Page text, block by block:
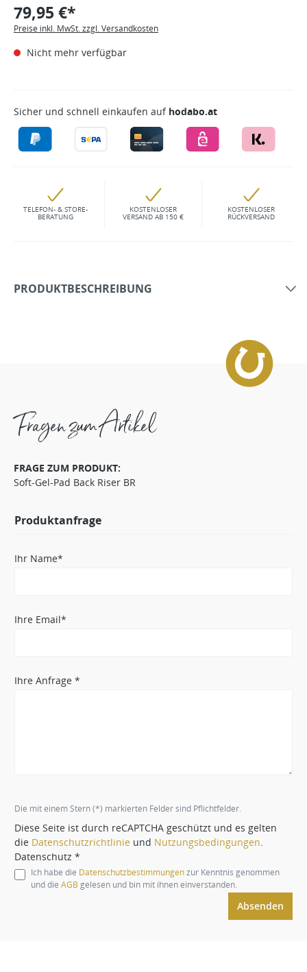
79,95 €*
Preise inkl. MwSt. zzgl. Versandkosten
Nicht mehr verfügbar
Sicher und schnell einkaufen auf hodabo.at
TELEFON- & STORE-
BERATUNG
KOSTENLOSER
VERSAND AB 150 €
KOSTENLOSER
RÜCKVERSAND
PRODUKTBESCHREIBUNG
Fragen zum Artikel
FRAGE ZUM PRODUKT:
Soft-Gel-Pad Back Riser BR
Produktanfrage
Ihr Name*
Ihre Email*
Ihre Anfrage *
Die mit einem Stern (*) markierten Felder sind Pflichtfelder.
Diese Seite ist durch reCAPTCHA geschützt und es gelten
die Datenschutzrichtlinie und Nutzungsbedingungen
Datenschutz *
Ich habe die Datenschutzbestimmungenzur Kenntnis genommen
und die AGB gelesen und bin mit ihnen einverstanden.
Absenden